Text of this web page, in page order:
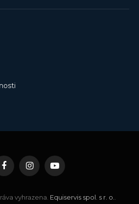
FacebookInstagramYouTube
vyhrazena. Equiservis spol. s r. o.